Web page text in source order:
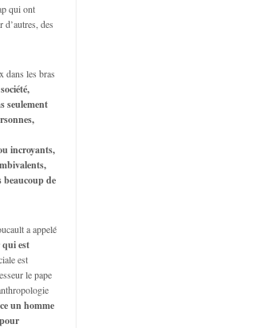
qui ont
des
dans les bras
seulement
incroyants,
de
a appelé
qui est
est
le pape
un homme